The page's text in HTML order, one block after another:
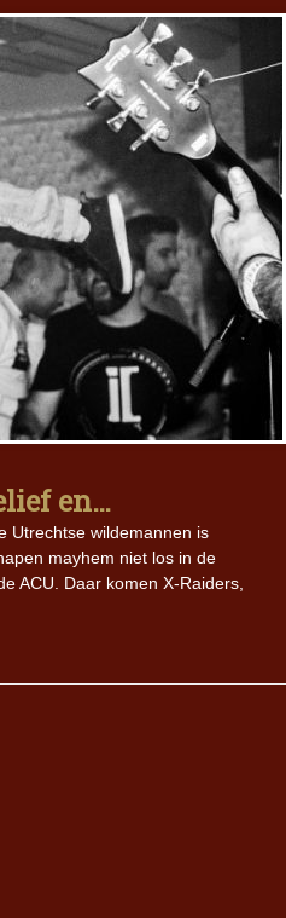
en…
Utrechtse wildemannen is
mayhem niet los in de
ACU. Daar komen X-Raiders,